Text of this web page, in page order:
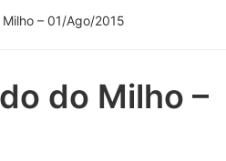
– 01/Ago/2015
do Milho –